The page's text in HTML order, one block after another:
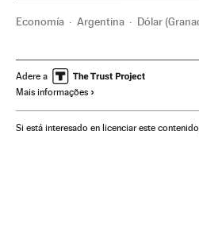
Economía Argentina Dólar
Crisis económica coronavirus covid-19
Latinoamérica
Adere a
Mais informações
Si está interesado en licenciar este